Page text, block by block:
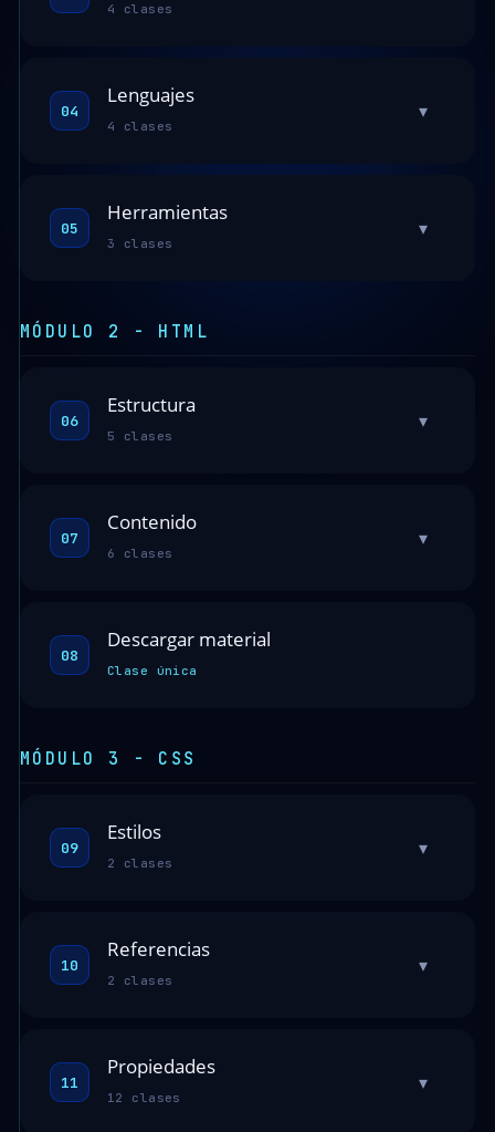
4 clases
04
Lenguajes
4 clases
▾
05
Herramientas
3 clases
▾
MÓDULO 2 - HTML
06
Estructura
5 clases
▾
07
Contenido
6 clases
▾
08
Descargar material
Clase única
MÓDULO 3 - CSS
09
Estilos
2 clases
▾
10
Referencias
2 clases
▾
11
Propiedades
12 clases
▾